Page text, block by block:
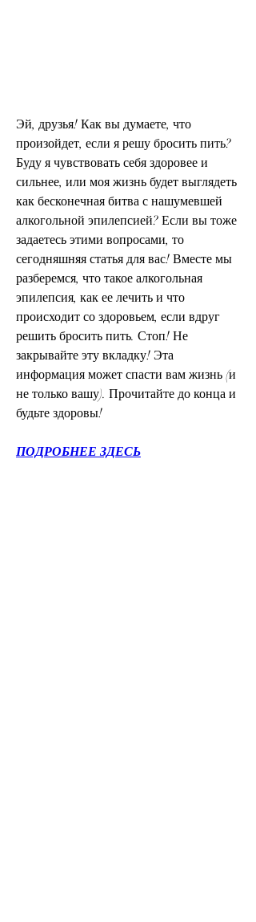
Эй, друзья! Как вы думаете, что
произойдет, если я решу бросить пить?
Буду я чувствовать себя здоровее и
сильнее, или моя жизнь будет выглядеть
как бесконечная битва с нашумевшей
алкогольной эпилепсией? Если вы тоже
задаетесь этими вопросами, то
сегодняшняя статья для вас! Вместе мы
разберемся, что такое алкогольная
эпилепсия, как ее лечить и что
происходит со здоровьем, если вдруг
решить бросить пить. Стоп! Не
закрывайте эту вкладку! Эта
информация может спасти вам жизнь (и
не только вашу). Прочитайте до конца и
будьте здоровы!
ПОДРОБНЕЕ ЗДЕСЬ